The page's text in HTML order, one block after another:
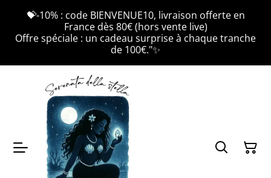
💝-10% : code BIENVENUE10, livraison offerte en
France dès 80€ (hors vente live)
Offre spéciale : un cadeau surprise à chaque tranche
de 100€."✨